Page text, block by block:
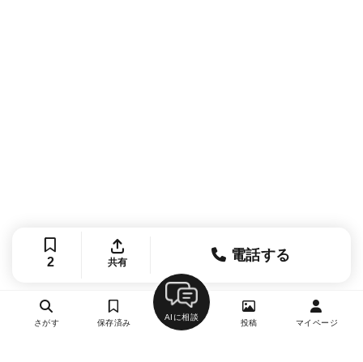
2 共有 電話する
さがす 保存済み
AIに相談
投稿 マイページ